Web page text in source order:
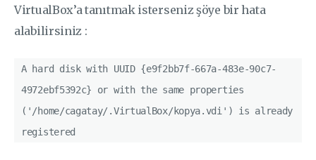
VirtualBox’a tanıtmak isterseniz şöye bir hata
alabilirsiniz :
A hard disk with UUID {e9f2bb7f-667a-483e-90c7-
4972ebf5392c} or with the same properties
('/home/cagatay/.VirtualBox/kopya.vdi') is already
registered